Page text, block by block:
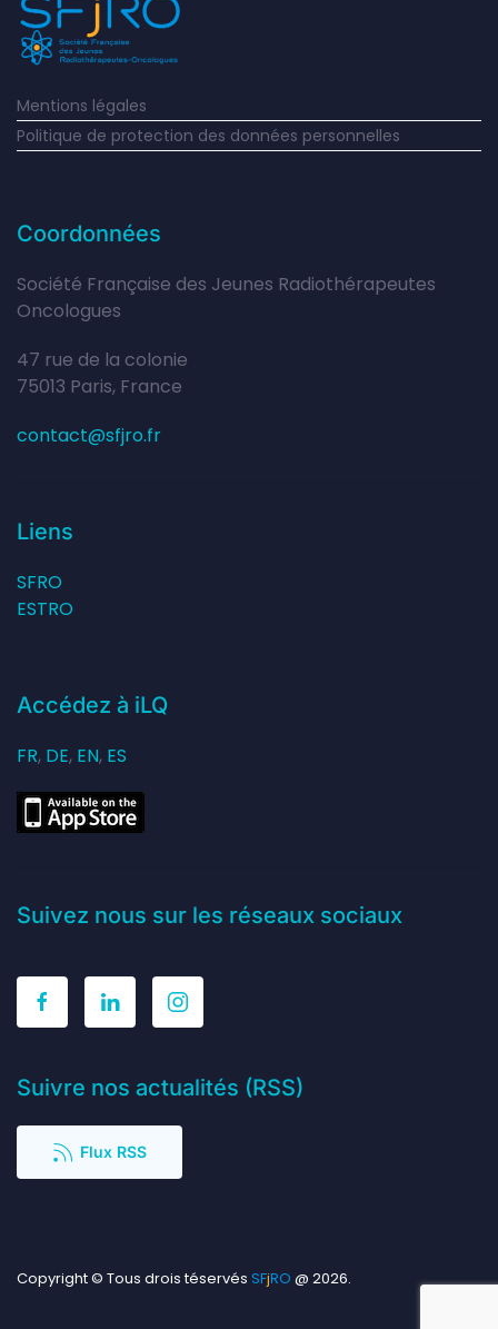
Mentions légales
Politique de protection des données personnelles
Coordonnées
Société Française des Jeunes Radiothérapeutes
Oncologues
47 rue de la colonie
75013 Paris, France
contact@sfjro.fr
Liens
SFRO
ESTRO
Accédez à iLQ
FR, DE, EN, ES
Suivez nous sur les réseaux sociaux
Suivre nos actualités (RSS)
Flux RSS
Copyright © Tous drois téservés SFjRO @ 2026.